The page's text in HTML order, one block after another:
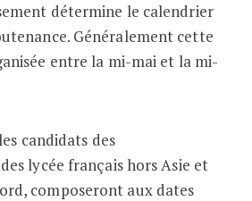
détermine le calendrier
Généralement cette
entre la mi-mai et la mi-
candidats des
lycée français hors Asie et
composeront aux dates